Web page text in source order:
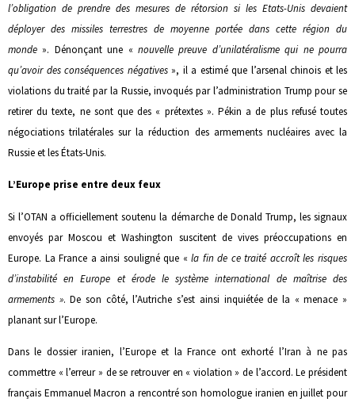
l’obligation de prendre des mesures de rétorsion si les Etats-Unis devaient
déployer des missiles terrestres de moyenne portée dans cette région du
monde ». Dénonçant une «nouvelle preuve d’unilatéralisme qui ne pourra
qu’avoir des conséquences négatives », il a estimé que l’arsenal chinois et les
violations du traité par la Russie, invoqués par l’administration Trump pour se
retirer du texte, ne sont que des « prétextes ». Pékin a de plus refusé toutes
négociations trilatérales sur la réduction des armements nucléaires avec la
Russie et les États-Unis.
L’Europe prise entre deux feux
Si l’OTAN a officiellement soutenu la démarche de Donald Trump, les signaux
envoyés par Moscou et Washington suscitent de vives préoccupations en
Europe. La France a ainsi souligné que « la fin de ce traité accroît les risques
d’instabilité en Europe et érode le système international de maîtrise des
armements ». De son côté, l’Autriche s’est ainsi inquiétée de la « menace »
planant sur l’Europe.
Dans le dossier iranien, l’Europe et la France ont exhorté l’Iran à ne pas
commettre « l’erreur » de se retrouver en « violation » de l’accord. Le président
français Emmanuel Macron a rencontré son homologue iranien en juillet pour